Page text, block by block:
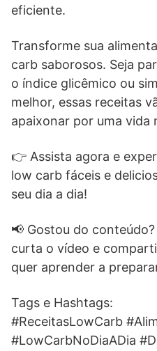
eficiente.
Transforme sua
carb saborosos. Seja
o índice glicêmico ou
melhor, essas receitas
apaixonar por uma vida
👉 Assista agora e
low carb fáceis e
seu dia a dia!
📢 Gostou do
curta o vídeo e
quer aprender a
Tags e Hashtags:
#ReceitasLowCarb
#LowCarbNoDiaADia